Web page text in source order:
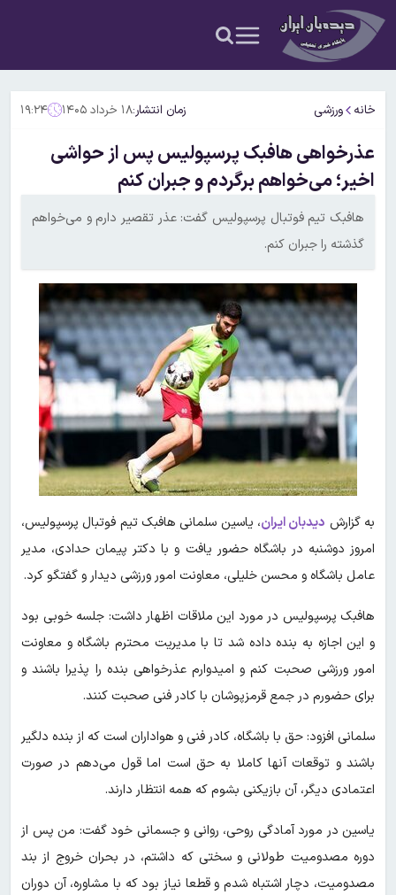
خانه ورزشی زمان انتشار:۱۸ خرداد ۱۴۰۵ ۱۹:۲۴
عذرخواهی هافبک پرسپولیس پس از حواشی
اخیر؛ می‌خواهم برگردم و جبران کنم
هافبک تیم فوتبال پرسپولیس گفت: عذر تقصیر دارم و می‌خواهم
گذشته را جبران کنم.
به گزارش دیدبان ایران، یاسین سلمانی هافبک تیم فوتبال پرسپولیس،
امروز دوشنبه در باشگاه حضور یافت و با دکتر پیمان حدادی، مدیر
عامل باشگاه و محسن خلیلی، معاونت امور ورزشی دیدار و گفتگو کرد.
هافبک پرسپولیس در مورد این ملاقات اظهار داشت: جلسه خوبی بود
و این اجازه به بنده داده شد تا با مدیریت محترم باشگاه و معاونت
امور ورزشی صحبت کنم و امیدوارم عذرخواهی بنده را پذیرا باشند و
برای حضورم در جمع قرمزپوشان با کادر فنی صحبت کنند.
سلمانی افزود: حق با باشگاه، کادر فنی و هواداران است که از بنده دلگیر
باشند و توقعات آنها کاملا به حق است اما قول می‌دهم در صورت
اعتمادی دیگر، آن بازیکنی بشوم که همه انتظار دارند.
یاسین در مورد آمادگی روحی، روانی و جسمانی خود گفت: من پس از
دوره مصدومیت طولانی و سختی که داشتم، در بحران خروج از بند
مصدومیت، دچار اشتباه شدم و قطعا نیاز بود که با مشاوره، آن دوران